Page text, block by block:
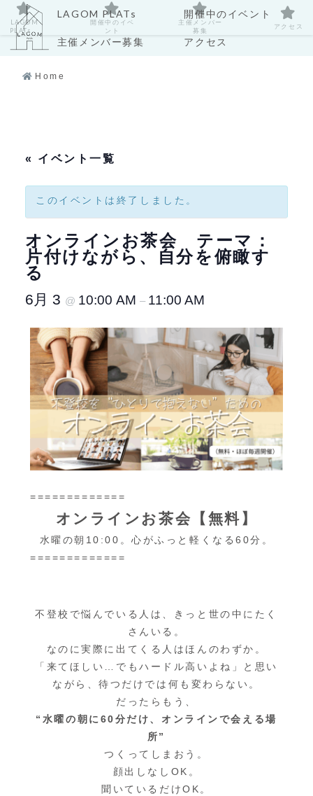
LAGOM PLATs 開催中のイベント
主催メンバー募集 アクセス
Home
« イベント一覧
このイベントは終了しました。
オンラインお茶会 テーマ：
片付けながら、自分を俯瞰す
る
6月 3 @ 10:00 AM – 11:00 AM
=============
オンラインお茶会 【無料】
水曜の朝10:00。心がふっと軽くなる60分。
=============
不登校で悩んでいる人は、きっと世の中にたく
さんいる。
なのに実際に出てくる人はほんのわずか。
「来てほしい…でもハードル高いよね」と思い
ながら、待つだけでは何も変わらない。
だったらもう、
“水曜の朝に60分だけ、オンラインで会える場
所”
つくってしまおう。
顔出しなしOK。
聞いているだけOK。
LAGOM
PLATs
開催中のイベ
ント
主催メンバー
募集
アクセス